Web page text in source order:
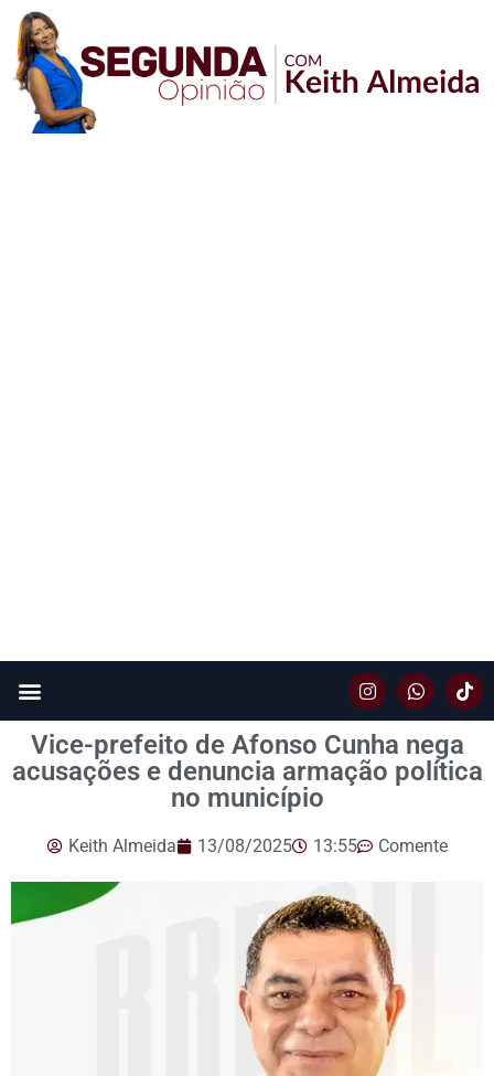
Vice-prefeito de Afonso Cunha nega
acusações e denuncia armação política
no município
Keith Almeida 13/08/2025 13:55 Comente